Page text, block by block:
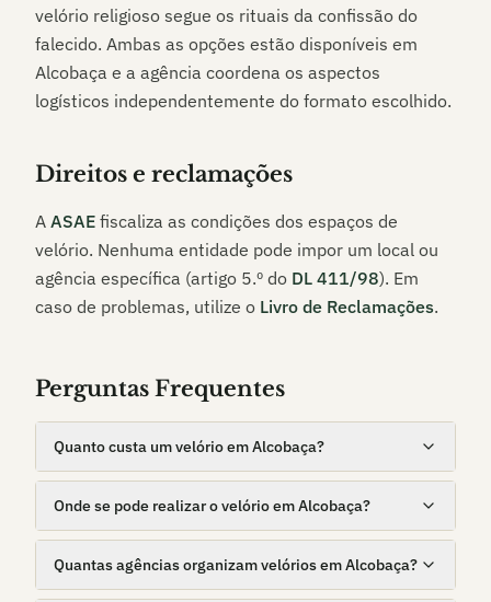
velório religioso segue os rituais da confissão do
falecido. Ambas as opções estão disponíveis em
Alcobaça e a agência coordena os aspectos
logísticos independentemente do formato escolhido.
Direitos e reclamações
A ASAE fiscaliza as condições dos espaços de
velório. Nenhuma entidade pode impor um local ou
agência específica (artigo 5.º do DL 411/98). Em
caso de problemas, utilize o Livro de Reclamações.
Perguntas Frequentes
Quanto custa um velório em Alcobaça?
Onde se pode realizar o velório em Alcobaça?
Quantas agências organizam velórios em Alcobaça?